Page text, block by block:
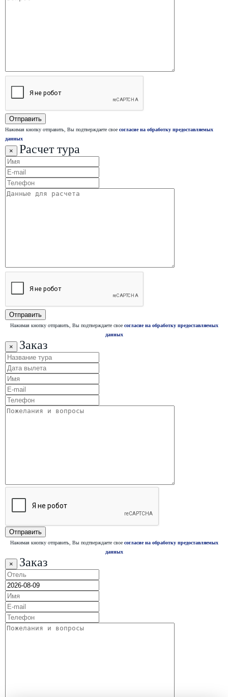
Нажимая кнопку отправить, Вы подтверждаете свое согласие на обработку предоставляемых
данных
× Расчет тура
Нажимая кнопку отправить, Вы подтверждаете свое согласие на обработку предоставляемых
данных
× Заказ
Нажимая кнопку отправить, Вы подтверждаете свое согласие на обработку предоставляемых
данных
× Заказ